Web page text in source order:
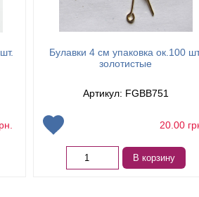
Булавки 4 см упаковка ок.100
золотистые
Артикул: FGBB751
20.00
В корзину